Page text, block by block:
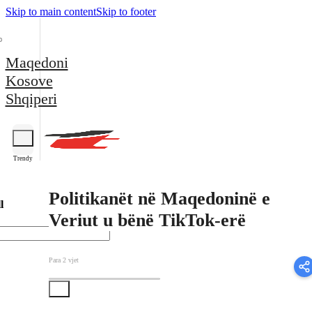
Skip to main contentSkip to footer
Maqedoni
Kosove
Shqiperi
Trendy
Politikanët në Maqedoninë e
Veriut u bënë TikTok-erë
Para 2 vjet